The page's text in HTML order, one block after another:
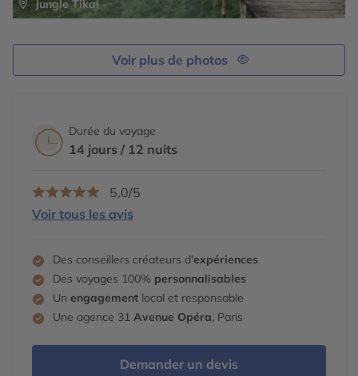
Jungle Tikal
Voir plus de photos
Durée du voyage
14 jours / 12 nuits
5,0/5
Voir tous les avis
Des conseillers créateurs d'expériences
Des voyages 100% personnalisables
Un engagement local et responsable
Une agence 31 Avenue Opéra, Paris
Demander un devis